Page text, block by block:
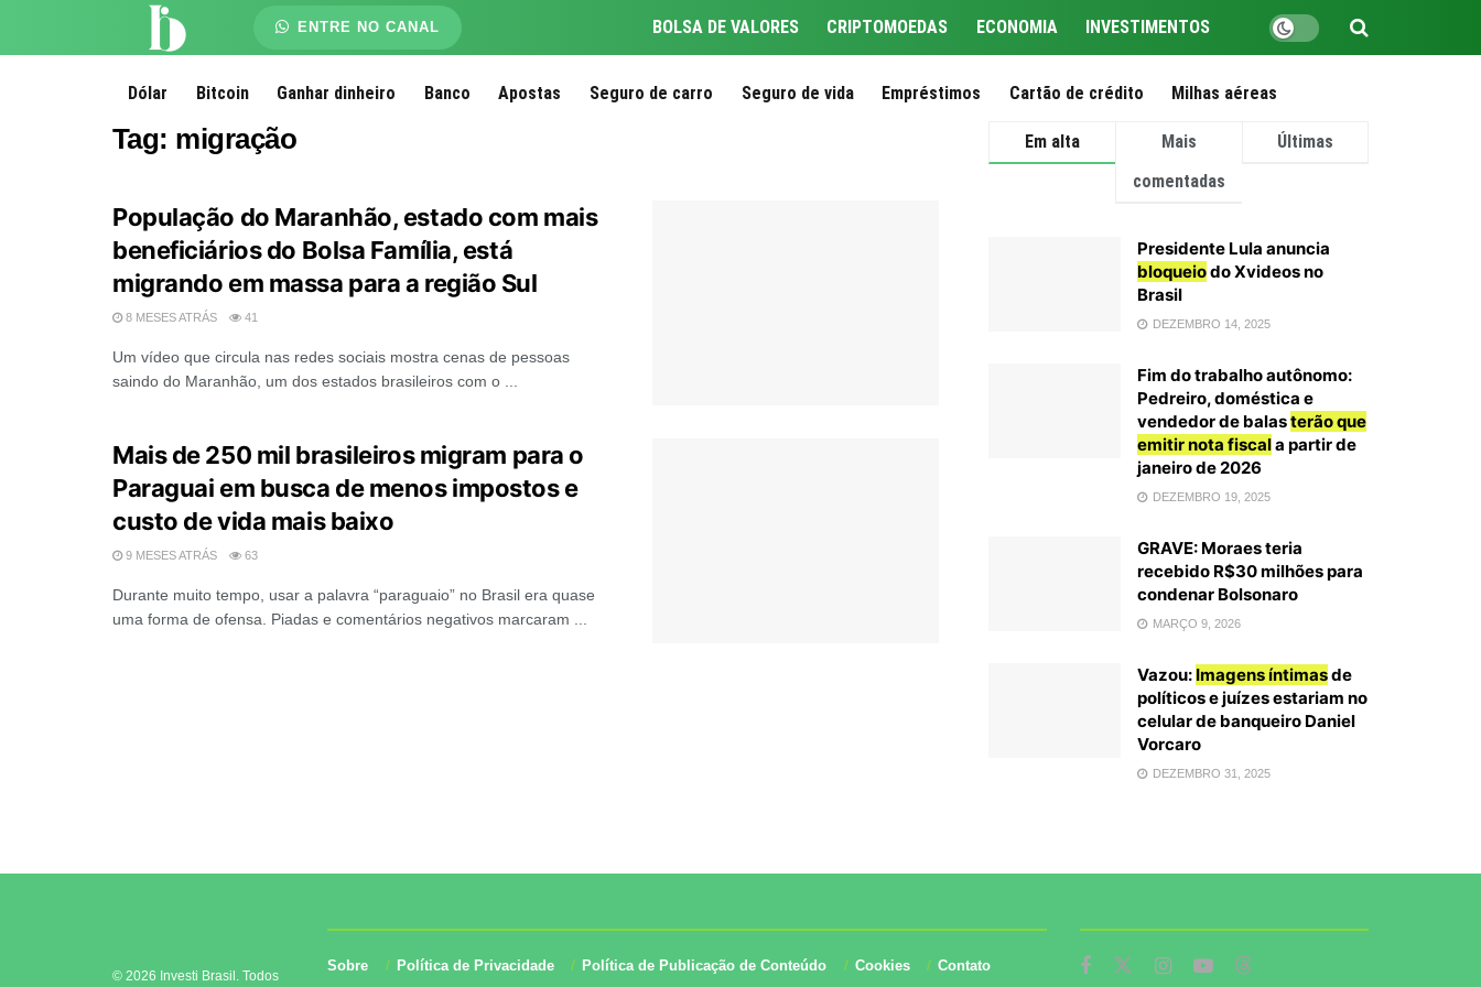
ENTRE NO CANAL BOLSA DE VALORES CRIPTOMOEDAS ECONOMIA INVESTIMENTOS
Dólar Bitcoin Ganhar dinheiro Banco Apostas Seguro de carro Seguro de vida Empréstimos Cartão de crédito Milhas aéreas
Tag: migração
População do Maranhão, estado com mais
beneficiários do Bolsa Família, está
migrando em massa para a região Sul
8 MESES ATRÁS 41
Um vídeo que circula nas redes sociais mostra cenas de pessoas
saindo do Maranhão, um dos estados brasileiros com o ...
Mais de 250 mil brasileiros migram para o
Paraguai em busca de menos impostos e
custo de vida mais baixo
9 MESES ATRÁS 63
Durante muito tempo, usar a palavra “paraguaio” no Brasil era quase
uma forma de ofensa. Piadas e comentários negativos marcaram ...
Em alta
Mais
comentadas
Últimas
Presidente Lula anuncia
bloqueiodo Xvideos no
Brasil
DEZEMBRO 14, 2025
Fim do trabalho autônomo:
Pedreiro, doméstica e
vendedor de balasterão que
emitir nota fiscala partir de
janeiro de 2026
DEZEMBRO 19, 2025
GRAVE: Moraes teria
recebido R$30 milhões para
condenar Bolsonaro
MARÇO 9, 2026
Vazou: Imagens íntimasde
políticos e juízes estariam no
celular de banqueiro Daniel
Vorcaro
DEZEMBRO 31, 2025
© 2026 Investi Brasil. Todos
Sobre Política de Privacidade Política de Publicação de Conteúdo Cookies Contato